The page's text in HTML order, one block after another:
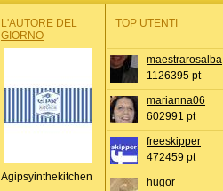
L'AUTORE DEL
GIORNO
Agipsyinthekitchen
TOP UTENTI
maestrarosalba
1126395 pt
marianna06
602991 pt
freeskipper
472459 pt
hugor